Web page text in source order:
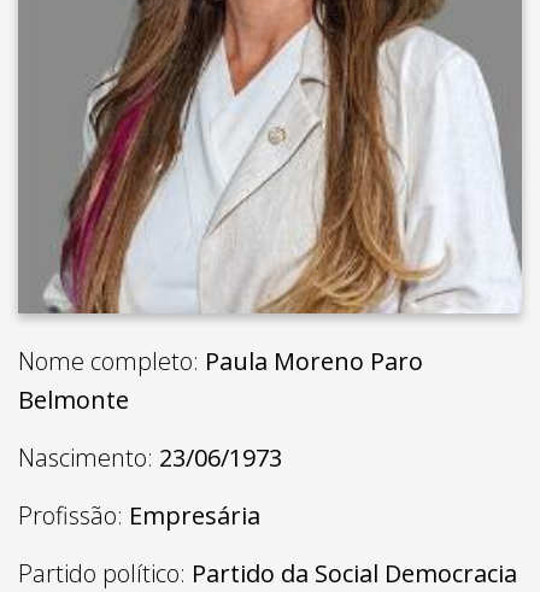
Nome completo: Paula Moreno Paro
Belmonte
Nascimento: 23/06/1973
Profissão: Empresária
Partido político: Partido da Social Democracia